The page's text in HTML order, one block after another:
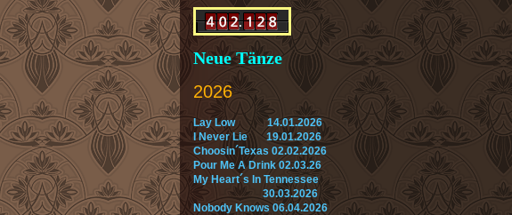
Neue Tänze
2026
Lay Low 14.01.2026
I Never Lie 19.01.2026
Choosin´Texas 02.02.2026
Pour Me A Drink 02.03.26
My Heart´s In Tennessee
30.03.2026
Nobody Knows 06.04.2026